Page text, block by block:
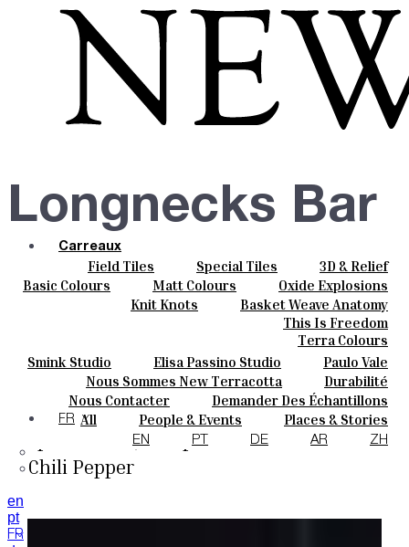
Carreaux
Field Tiles Special Tiles
3D & Relief
Hand Painted
Bold Pattern
Parquet Bisque
Natural Cotto
Elisa Passino
Smink
Paulo Vale
Couleurs
Basic Colours Matt Colours
Oxide Explosions
Special Firing
Vintage Metallics
Dry Colours
Terra Colours
Céramique
Knit Knots
Basket Weave Anatomy
This Is Freedom
Sur Mesure
Smink Studio Elisa Passino Studio Paulo Vale
À Propos
Nous Sommes New Terracotta
Durabilité
Le Studio
Contacts
Nous Contacter
Demander Des Échantillons
Comment Acheter
Catalogues Et Spécifications Techniques
FAQ
Journal
All People & Events
Places & Stories
Materials & Sustainability
Inspiration & Culture
FR
EN PT DE AR ZH
en
pt
FR
Longnecks Bar
Bonn, Germany
Field Tiles, Long 30 x 7 cm in S001 Red
Chili Pepper
Special Tiles, V-Cap 14x5cm in S001 Red
Chili Pepper